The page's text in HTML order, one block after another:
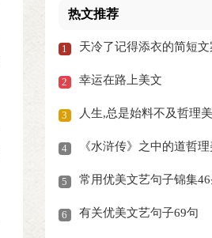
热文推荐
1 天冷了记得添衣的简短文
2 幸运在路上美文
3 人生,总是始料不及哲理
4 《水浒传》之中的道哲
5 常用优美文艺句子锦集46
6 有关优美文艺句子69句